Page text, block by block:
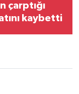
çarptığı
kaybetti